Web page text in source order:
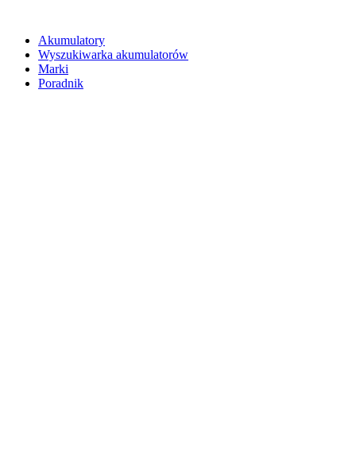
Akumulatory
Wyszukiwarka akumulatorów
Marki
Poradnik